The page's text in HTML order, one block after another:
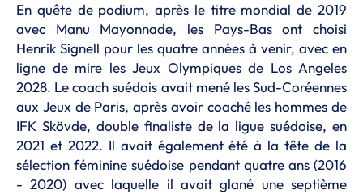
En quête de podium, après le titre mondial de 2019
avec Manu Mayonnade, les Pays-Bas ont choisi
Henrik Signell pour les quatre années à venir, avec en
ligne de mire les Jeux Olympiques de Los Angeles
2028. Le coach suédois avait mené les Sud-Coréennes
aux Jeux de Paris, après avoir coaché les hommes de
IFK Skövde, double finaliste de la ligue suédoise, en
2021 et 2022. Il avait également été à la tête de la
sélection féminine suédoise pendant quatre ans (2016
- 2020) avec laquelle il avait glané une septième